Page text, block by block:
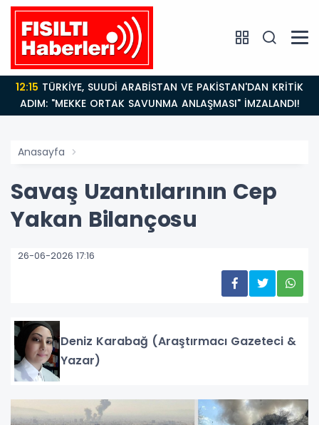
12:15
ADIM: "MEKKE ORTAK SAVUNMA ANLAŞMASI" İMZALANDI!
Anasayfa
Savaş Uzantılarının Cep
Yakan Bilançosu
26-06-2026 17:16
Deniz Karabağ (Araştırmacı Gazeteci &
Yazar)